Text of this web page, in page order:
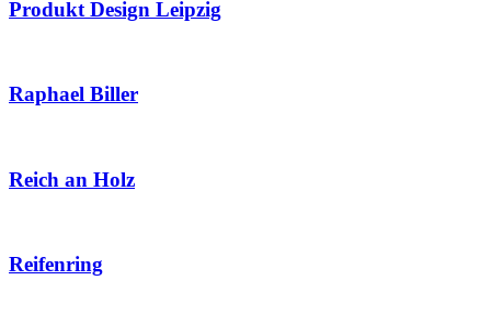
Produkt Design Leipzig
Raphael Biller
Reich an Holz
Reifenring